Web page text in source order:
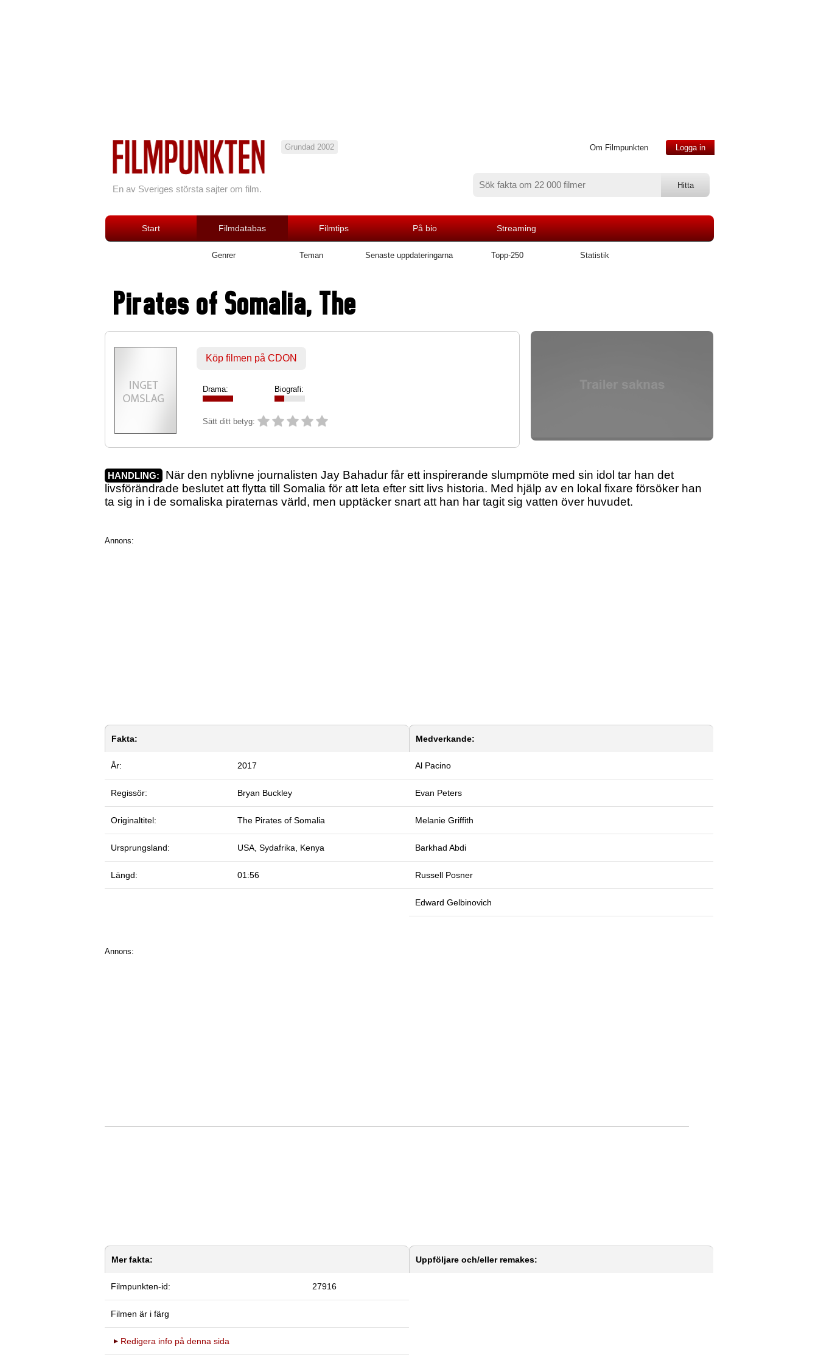
En av Sveriges största sajter om film.
Grundad 2002 Om Filmpunkten Logga in
Start Filmdatabas Filmtips På bio Streaming
Genrer Teman Senaste uppdateringarna Topp-250 Statistik
Pirates of Somalia, The
Köp filmen på CDON
Drama: Biografi:
Sätt ditt betyg:
HANDLING:
När den nyblivne journalisten Jay Bahadur får ett inspirerande slumpmöte med sin idol tar han det
livsförändrade beslutet att flytta till Somalia för att leta efter sitt livs historia. Med hjälp av en lokal fixare försöker han
ta sig in i de somaliska piraternas värld, men upptäcker snart att han har tagit sig vatten över huvudet.
Annons:
Fakta:
År: 2017
Regissör: Bryan Buckley
Originaltitel: The Pirates of Somalia
Ursprungsland: USA, Sydafrika, Kenya
Längd: 01:56
Medverkande:
Al Pacino
Evan Peters
Melanie Griffith
Barkhad Abdi
Russell Posner
Edward Gelbinovich
Annons:
Mer fakta:
Filmpunkten-id: 27916
Filmen är i färg
Redigera info på denna sida
Uppföljare och/eller remakes: